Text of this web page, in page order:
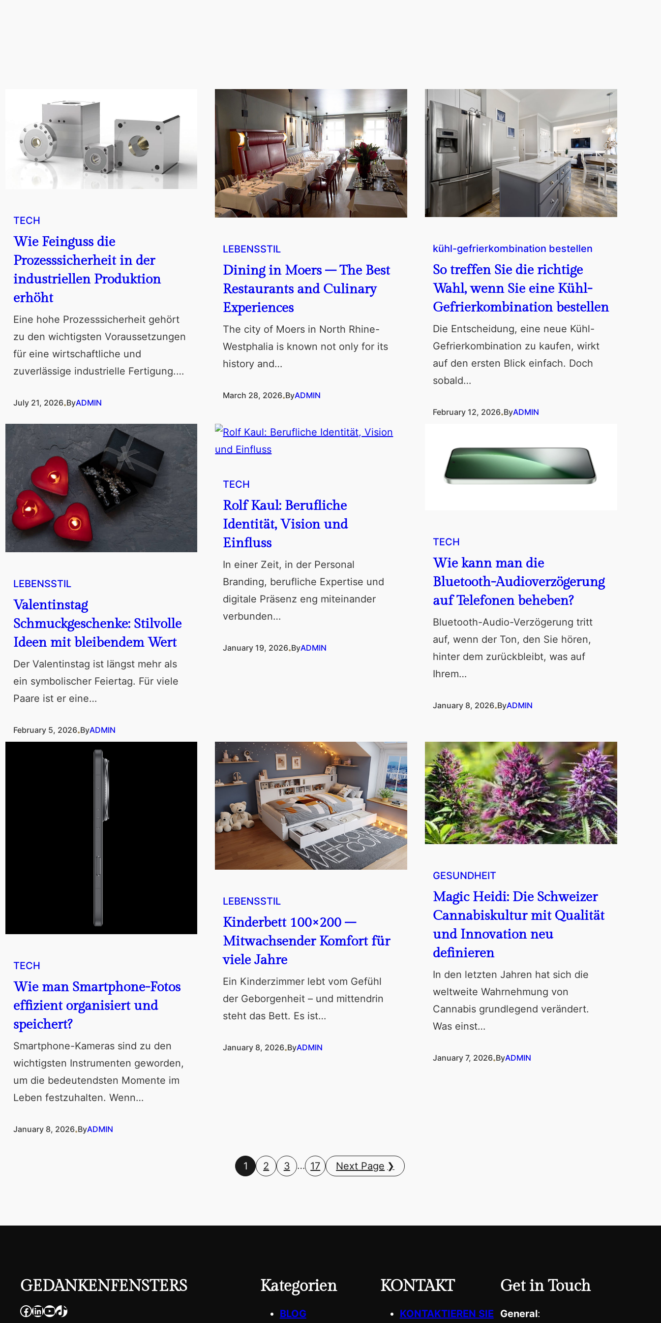
TECH
Wie Feinguss die
Prozesssicherheit in der
industriellen Produktion
erhöht
Eine hohe Prozesssicherheit gehört
zu den wichtigsten Voraussetzungen
für eine wirtschaftliche und
zuverlässige industrielle Fertigung.…
July 21, 2026.ByADMIN
LEBENSSTIL
Dining in Moers – The Best
Restaurants and Culinary
Experiences
The city of Moers in North Rhine-
Westphalia is known not only for its
history and…
March 28, 2026.ByADMIN
kühl-gefrierkombination bestellen
So treffen Sie die richtige
Wahl, wenn Sie eine Kühl-
Gefrierkombination bestellen
Die Entscheidung, eine neue Kühl-
Gefrierkombination zu kaufen, wirkt
auf den ersten Blick einfach. Doch
sobald…
February 12, 2026.ByADMIN
LEBENSSTIL
Valentinstag
Schmuckgeschenke: Stilvolle
Ideen mit bleibendem Wert
Der Valentinstag ist längst mehr als
ein symbolischer Feiertag. Für viele
Paare ist er eine…
February 5, 2026.ByADMIN
TECH
Rolf Kaul: Berufliche
Identität, Vision und
Einfluss
In einer Zeit, in der Personal
Branding, berufliche Expertise und
digitale Präsenz eng miteinander
verbunden…
January 19, 2026.ByADMIN
TECH
Wie kann man die
Bluetooth-Audioverzögerung
auf Telefonen beheben?
Bluetooth-Audio-Verzögerung tritt
auf, wenn der Ton, den Sie hören,
hinter dem zurückbleibt, was auf
Ihrem…
January 8, 2026.ByADMIN
TECH
Wie man Smartphone-Fotos
effizient organisiert und
speichert?
Smartphone-Kameras sind zu den
wichtigsten Instrumenten geworden,
um die bedeutendsten Momente im
Leben festzuhalten. Wenn…
January 8, 2026.ByADMIN
LEBENSSTIL
Kinderbett 100×200 –
Mitwachsender Komfort für
viele Jahre
Ein Kinderzimmer lebt vom Gefühl
der Geborgenheit – und mittendrin
steht das Bett. Es ist…
January 8, 2026.ByADMIN
GESUNDHEIT
Magic Heidi: Die Schweizer
Cannabiskultur mit Qualität
und Innovation neu
definieren
In den letzten Jahren hat sich die
weltweite Wahrnehmung von
Cannabis grundlegend verändert.
Was einst…
January 7, 2026.ByADMIN
1 2 3 … 17 Next Page
GEDANKENFENSTERS
Facebook LinkedIn YouTube TikTok
Kategorien
BLOG
KONTAKT
KONTAKTIEREN SIE
Get in Touch
General: